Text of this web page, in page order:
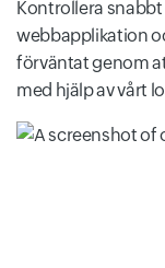
Kontrollera
webbapplikation
förväntat genom
med hjälp av vårt